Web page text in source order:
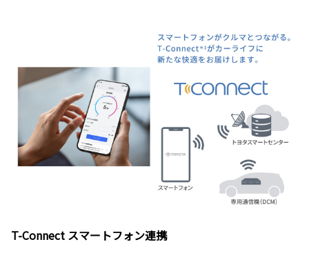
T-Connect スマートフォン連携